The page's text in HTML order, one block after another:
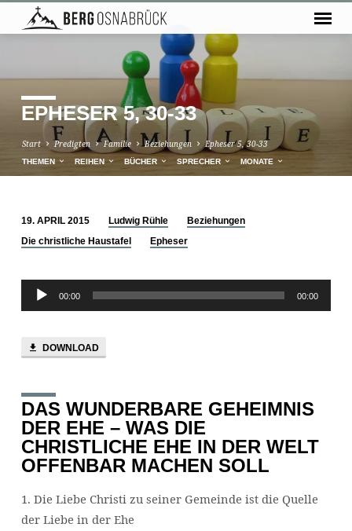
EPHESER 5, 30-33
Start Predigten Familie Beziehungen Epheser 5, 30-33
THEMEN REIHEN BÜCHER SPRECHER MONATE
EPHESER
30-
33
19. APRIL 2015 Ludwig Rühle
Beziehungen
Die christliche Haustafel
Epheser
Audio-
Player
00:00 00:00
DOWNLOAD
DAS WUNDERBARE GEHEIMNIS
DER EHE – WAS DIE
CHRISTLICHE EHE IN DER WELT
OFFENBAR MACHEN SOLL
1. Die Liebe Christi zu seiner Gemeinde ist die Quelle
der Liebe in der Ehe